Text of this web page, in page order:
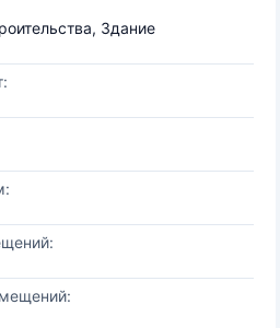
Здание